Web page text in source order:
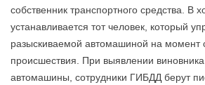
собственник транспортного средства. В
устанавливается тот человек, который
разыскиваемой автомашиной на момент
происшествия. При выявлении
автомашины, сотрудники ГИБДД берут